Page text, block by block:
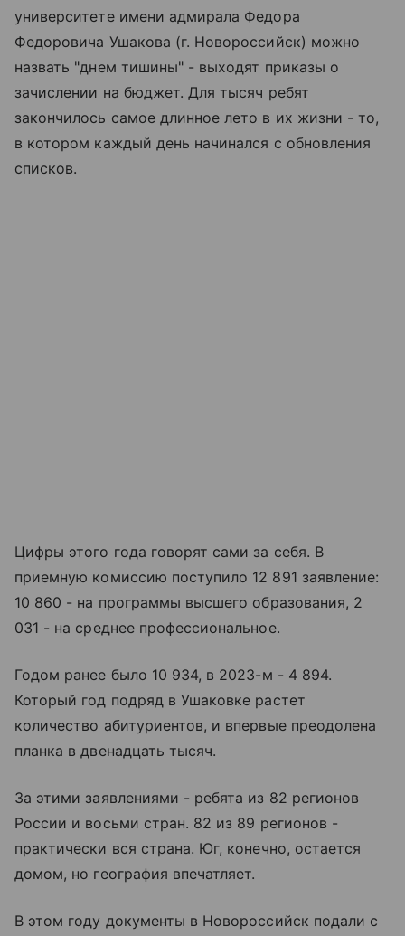
университете имени адмирала Федора
Федоровича Ушакова (г. Новороссийск) можно
назвать "днем тишины" - выходят приказы о
зачислении на бюджет. Для тысяч ребят
закончилось самое длинное лето в их жизни - то,
в котором каждый день начинался с обновления
списков.
Цифры этого года говорят сами за себя. В
приемную комиссию поступило 12 891 заявление:
10 860 - на программы высшего образования, 2
031 - на среднее профессиональное.
Годом ранее было 10 934, в 2023-м - 4 894.
Который год подряд в Ушаковке растет
количество абитуриентов, и впервые преодолена
планка в двенадцать тысяч.
За этими заявлениями - ребята из 82 регионов
России и восьми стран. 82 из 89 регионов -
практически вся страна. Юг, конечно, остается
домом, но география впечатляет.
В этом году документы в Новороссийск подали с